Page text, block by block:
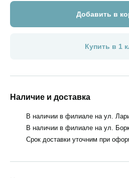
Добавить в
Купить в 1
Наличие и доставка
В наличии в филиале на ул.
В наличии в филиале на ул.
Срок доставки уточним при